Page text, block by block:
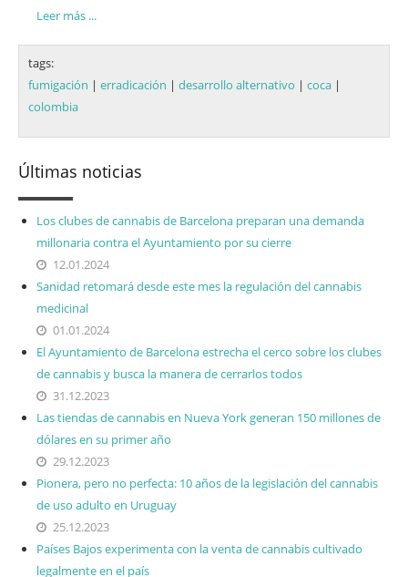
Leer más ...
tags:
fumigación | erradicación | desarrollo alternativo | coca |
colombia
Últimas noticias
Los clubes de cannabis de Barcelona preparan una demanda
millonaria contra el Ayuntamiento por su cierre
12.01.2024
Sanidad retomará desde este mes la regulación del cannabis
medicinal
01.01.2024
El Ayuntamiento de Barcelona estrecha el cerco sobre los clubes
de cannabis y busca la manera de cerrarlos todos
31.12.2023
Las tiendas de cannabis en Nueva York generan 150 millones de
dólares en su primer año
29.12.2023
Pionera, pero no perfecta: 10 años de la legislación del cannabis
de uso adulto en Uruguay
25.12.2023
Países Bajos experimenta con la venta de cannabis cultivado
legalmente en el país